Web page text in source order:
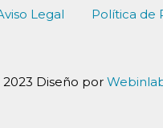
Legal Política de
Diseño por